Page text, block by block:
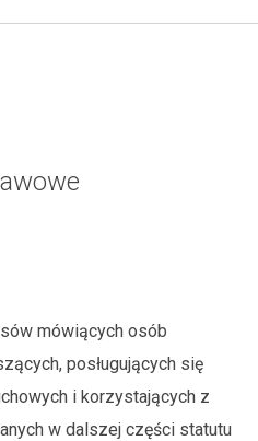
mówiących osób
posługujących się
i korzystających z
w dalszej części statutu